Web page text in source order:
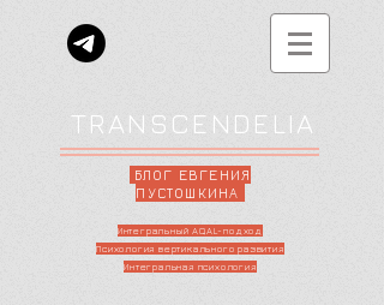
TRANSCENDELIA
БЛОГ ЕВГЕНИЯ
ПУСТОШКИНА
Интегральный AQAL-подход
Психология вертикального развития
Интегральная психология